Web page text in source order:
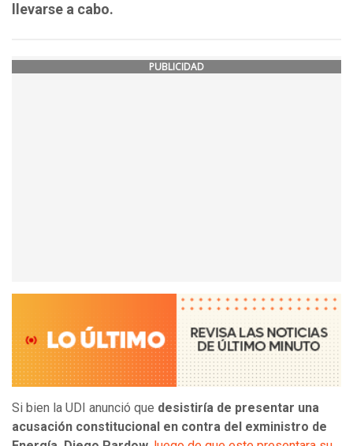
llevarse a cabo.
PUBLICIDAD
Si bien la UDI anunció que desistiría de presentar una
acusación constitucional en contra del exministro de